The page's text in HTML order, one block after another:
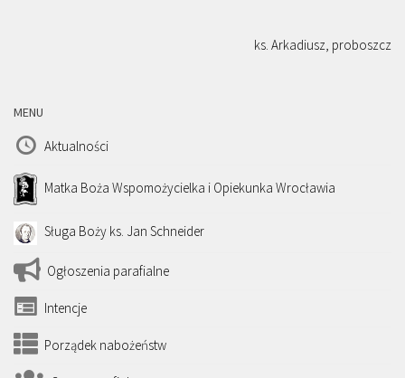
ks. Arkadiusz, proboszcz
MENU
Aktualności
Matka Boża Wspomożycielka i Opiekunka Wrocławia
Sługa Boży ks. Jan Schneider
Ogłoszenia parafialne
Intencje
Porządek nabożeństw